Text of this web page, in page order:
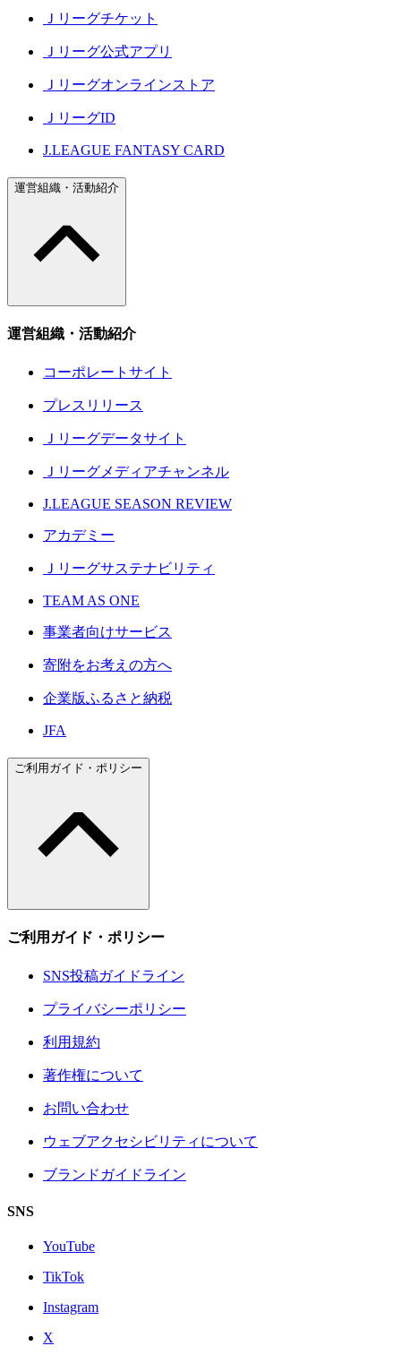
Ｊリーグチケット
Ｊリーグ公式アプリ
Ｊリーグオンラインストア
ＪリーグID
J.LEAGUE FANTASY CARD
運営組織・活動紹介
運営組織・活動紹介
コーポレートサイト
プレスリリース
Ｊリーグデータサイト
Ｊリーグメディアチャンネル
J.LEAGUE SEASON REVIEW
アカデミー
Ｊリーグサステナビリティ
TEAM AS ONE
事業者向けサービス
寄附をお考えの方へ
企業版ふるさと納税
JFA
ご利用ガイド・ポリシー
ご利用ガイド・ポリシー
SNS投稿ガイドライン
プライバシーポリシー
利用規約
著作権について
お問い合わせ
ウェブアクセシビリティについて
ブランドガイドライン
SNS
YouTube
TikTok
Instagram
X